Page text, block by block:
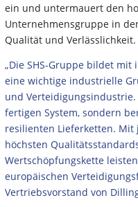
ein und untermauert den
Unternehmensgruppe in
Qualität und Verlässlichkeit.
„Die SHS-Gruppe bildet
eine wichtige industrielle
und
fertigen System, sondern
resilienten Lieferketten.
höchsten
Wertschöpfungskette
europäischen
Vertriebsvorstand von